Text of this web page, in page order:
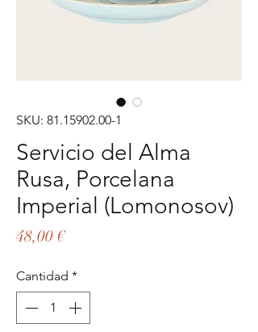
SKU: 81.15902.00-1
Servicio del Alma
Rusa, Porcelana
Imperial (Lomonosov)
48,00 €Precio
Cantidad *